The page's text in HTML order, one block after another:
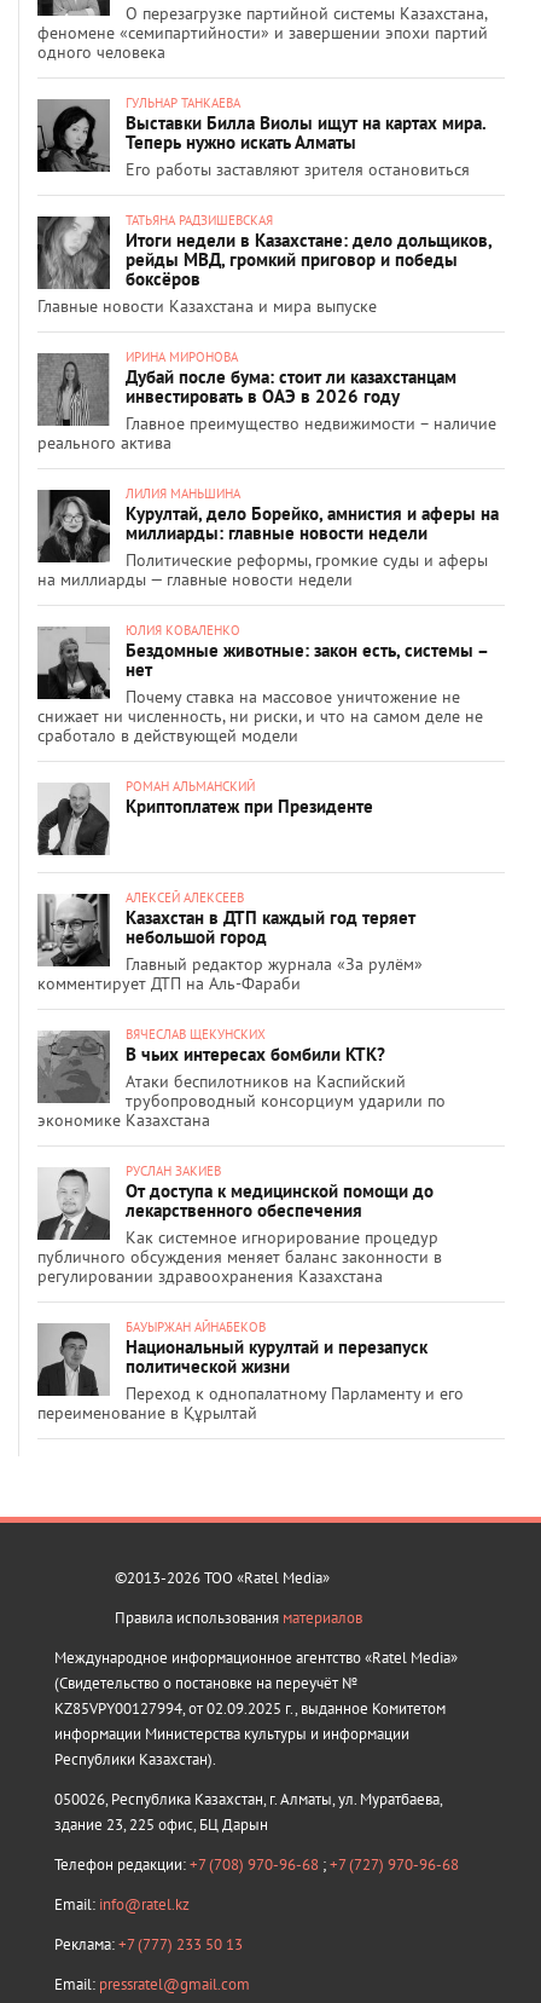
О перезагрузке партийной системы Казахстана,
феномене «семипартийности» и завершении эпохи партий
одного человека
ГУЛЬНАР ТАНКАЕВА
Выставки Билла Виолы ищут на картах мира.
Теперь нужно искать Алматы
Его работы заставляют зрителя остановиться
ТАТЬЯНА РАДЗИШЕВСКАЯ
Итоги недели в Казахстане: дело дольщиков,
рейды МВД, громкий приговор и победы
боксёров
Главные новости Казахстана и мира выпуске
ИРИНА МИРОНОВА
Дубай после бума: стоит ли казахстанцам
инвестировать в ОАЭ в 2026 году
Главное преимущество недвижимости – наличие
реального актива
ЛИЛИЯ МАНЬШИНА
Курултай, дело Борейко, амнистия и аферы на
миллиарды: главные новости недели
Политические реформы, громкие суды и аферы
на миллиарды — главные новости недели
ЮЛИЯ КОВАЛЕНКО
Бездомные животные: закон есть, системы –
нет
Почему ставка на массовое уничтожение не
снижает ни численность, ни риски, и что на самом деле не
сработало в действующей модели
РОМАН АЛЬМАНСКИЙ
Криптоплатеж при Президенте
АЛЕКСЕЙ АЛЕКСЕЕВ
Казахстан в ДТП каждый год теряет
небольшой город
Главный редактор журнала «За рулём»
комментирует ДТП на Аль-Фараби
ВЯЧЕСЛАВ ЩЕКУНСКИХ
В чьих интересах бомбили КТК?
Атаки беспилотников на Каспийский
трубопроводный консорциум ударили по
экономике Казахстана
РУСЛАН ЗАКИЕВ
От доступа к медицинской помощи до
лекарственного обеспечения
Как системное игнорирование процедур
публичного обсуждения меняет баланс законности в
регулировании здравоохранения Казахстана
БАУЫРЖАН АЙНАБЕКОВ
Национальный курултай и перезапуск
политической жизни
Переход к однопалатному Парламенту и его
переименование в Құрылтай
©2013-2026 ТОО «Ratel Media»
Правила использования материалов
Международное информационное агентство «Ratel Media»
(Свидетельство о постановке на переучёт №
KZ85VPY00127994, от 02.09.2025 г., выданное Комитетом
информации Министерства культуры и информации
Республики Казахстан).
050026, Республика Казахстан, г. Алматы, ул. Муратбаева,
здание 23, 225 офис, БЦ Дарын
Телефон редакции:+7 (708) 970-96-68 ;+7 (727) 970-96-68
Email: info@ratel.kz
Реклама:+7 (777) 233 50 13
Email: pressratel@gmail.com